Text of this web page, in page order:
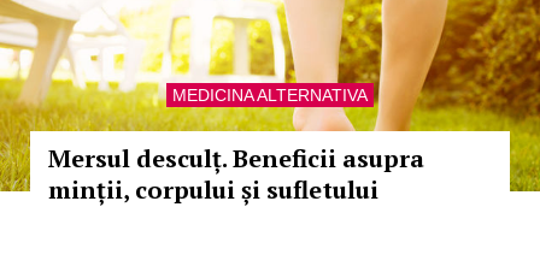
MEDICINA ALTERNATIVA
Mersul desculț. Beneficii asupra
minții, corpului și sufletului